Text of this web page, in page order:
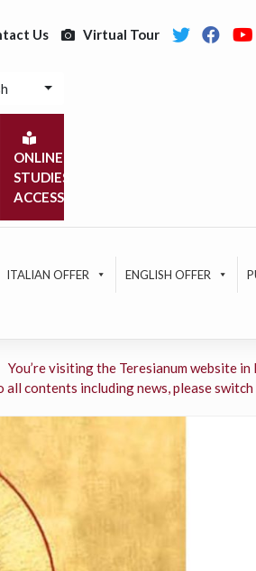
Us Virtual Tour
ONLINE
STUDIES
ACCESS
ITALIAN OFFER ENGLISH OFFER
You’re visiting the Teresianum website in
all contents including news, please